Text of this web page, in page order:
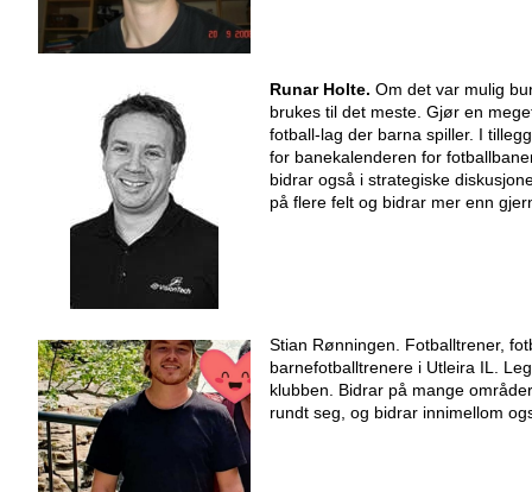
Runar Holte. Om det var mulig
brukes til det meste. Gjør en
fotball-lag der barna spiller. I
for banekalenderen for
bidrar også i strategiske
på flere felt og bidrar mer enn
Stian Rønningen. Fotballtrener,
barnefotballtrenere i Utleira IL.
klubben. Bidrar på mange
rundt seg, og bidrar innimellom